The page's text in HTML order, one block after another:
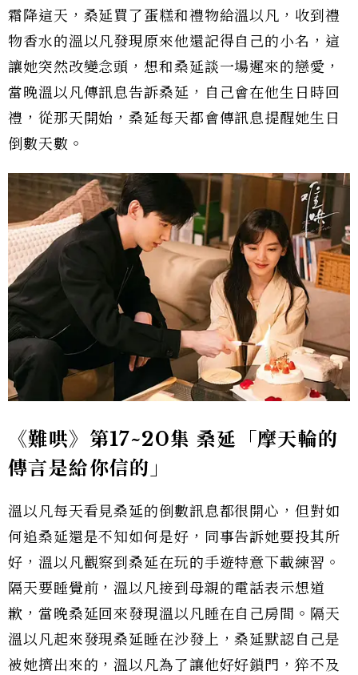
霜降這天，桑延買了蛋糕和禮物給溫以凡，收到禮
物香水的溫以凡發現原來他還記得自己的小名，這
讓她突然改變念頭，想和桑延談一場遲來的戀愛，
當晚溫以凡傳訊息告訴桑延，自己會在他生日時回
禮，從那天開始，桑延每天都會傳訊息提醒她生日
倒數天數。
《難哄》第17~20集 桑延「摩天輪的
傳言是給你信的」
溫以凡每天看見桑延的倒數訊息都很開心，但對如
何追桑延還是不知如何是好，同事告訴她要投其所
好，溫以凡觀察到桑延在玩的手遊特意下載練習。
隔天要睡覺前，溫以凡接到母親的電話表示想道
歉，當晚桑延回來發現溫以凡睡在自己房間。隔天
溫以凡起來發現桑延睡在沙發上，桑延默認自己是
被她擠出來的，溫以凡為了讓他好好鎖門，猝不及